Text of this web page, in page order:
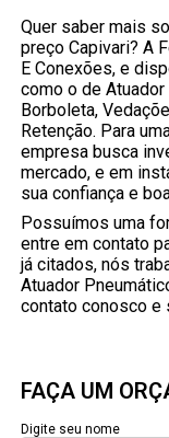
Quer saber mais
preço Capivari? A
E Conexões, e
como o de
Borboleta,
Retenção. Para
empresa busca
mercado, e em
sua confiança e
Possuímos uma
entre em contato
já citados, nós
Atuador
contato conosco e
FAÇA UM
Digite seu nome